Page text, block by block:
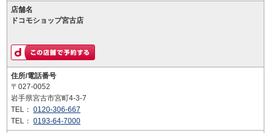
店舗名
ドコモショップ宮古店
住所/電話番号
〒027-0052
岩手県宮古市宮町4-3-7
TEL： 0120-306-667
TEL： 0193-64-7000